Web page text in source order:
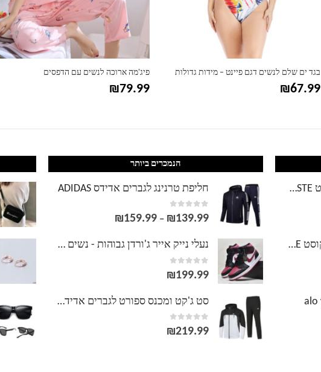
בגד ים שלם לנשים דגם פיינט – מידות גדולות
₪67.99
פיג'מה ארוכה לנשים עם הדפסים
₪79.99
משקפי שמש מרובעות לקוסט LACOSTE
משקפי שמש נשים גברים לקוסט LACOSTE
הנמכרים ביותר
חליפת טרנינג לגברים אדידס ADIDAS
0
out of 5
₪139.99
–
₪159.99
טווח
נעלי נייק אייר ג'ורדן גבוהות - נשים גברים NIKE AIR JORDAN
0
out of 5
₪199.99
סט ג'קט ומכנס ספורט לגברים אדידס ADIDAS
0
out of 5
₪219.99